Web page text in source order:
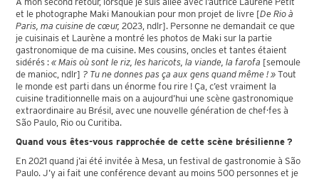
et le photographe Maki Manoukian pour mon projet de livre [De Rio à
Paris, ma cuisine de cœur, 2023, ndlr]. Personne ne demandait ce que
je cuisinais et Laurène a montré les photos de Maki sur la partie
gastronomique de ma cuisine. Mes cousins, oncles et tantes étaient
sidérés :« Mais où sont le riz, les haricots, la viande, la farofa [semoule
de manioc, ndlr] ? Tu ne donnes pas ça aux gens quand même ! » Tout
le monde est parti dans un énorme fou rire ! Ça, c’est vraiment la
cuisine traditionnelle mais on a aujourd’hui une scène gastronomique
extraordinaire au Brésil, avec une nouvelle génération de chef·fes à
São Paulo, Rio ou Curitiba.
Quand vous êtes-vous rapprochée de cette scène brésilienne ?
En 2021 quand j’ai été invitée à Mesa, un festival de gastronomie à São
Paulo. J’y ai fait une conférence devant au moins 500 personnes et je